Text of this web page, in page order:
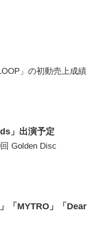
」の初動売上成績
」出演予定
Golden Disc
「MYTRO」「Dear